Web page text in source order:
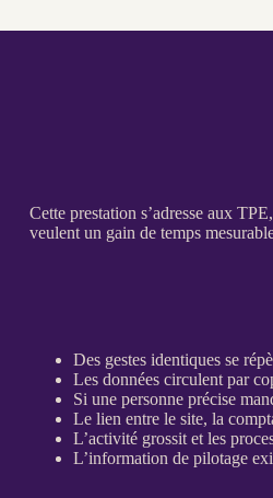
Cette prestation s’adresse aux TPE,
veulent un gain de temps
Des gestes identiques se
Les données circulent par
Si une personne précise
Le lien entre le site, la
L’activité grossit et les
L’information de pilotage